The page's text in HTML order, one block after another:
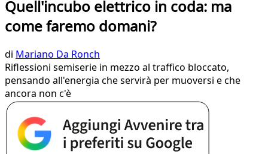
Quell'incubo elettrico in coda: ma
come faremo domani?
di Mariano Da Ronch
Riflessioni semiserie in mezzo al traffico bloccato,
pensando all'energia che servirà per muoversi e che
ancora non c'è